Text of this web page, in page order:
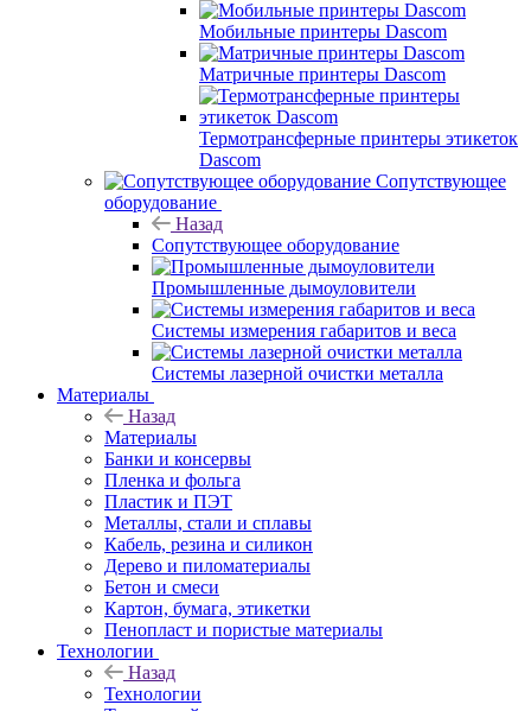
Мобильные принтеры Dascom
Матричные принтеры Dascom
Термотрансферные принтеры этикеток
Dascom
Сопутствующее
оборудование
Назад
Сопутствующее оборудование
Промышленные дымоуловители
Системы измерения габаритов и веса
Системы лазерной очистки металла
Материалы
Назад
Материалы
Банки и консервы
Пленка и фольга
Пластик и ПЭТ
Металлы, стали и сплавы
Кабель, резина и силикон
Дерево и пиломатериалы
Бетон и смеси
Картон, бумага, этикетки
Пенопласт и пористые материалы
Технологии
Назад
Технологии